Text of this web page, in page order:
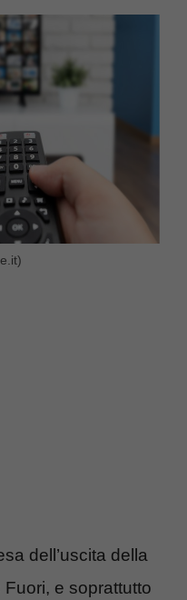
dell’uscita della
Fuori, e soprattutto